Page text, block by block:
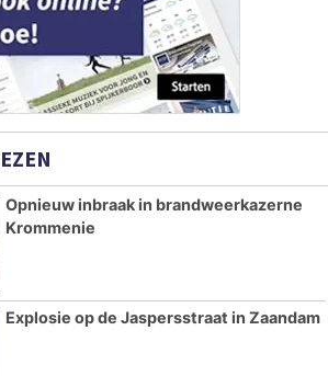
Opnieuw inbraak in brandweerkazerne
Krommenie
Explosie op de Jaspersstraat in Zaandam